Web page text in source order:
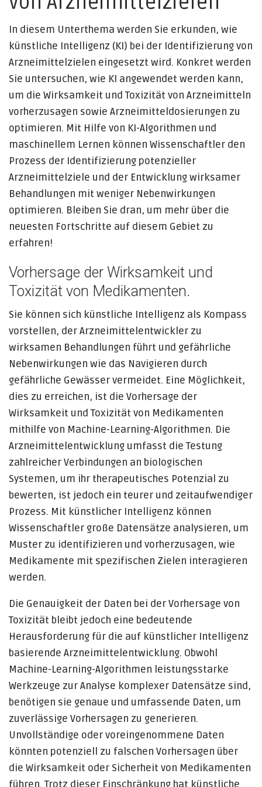
In diesem Unterthema werden Sie erkunden, wie
künstliche Intelligenz (KI) bei der Identifizierung von
Arzneimittelzielen eingesetzt wird. Konkret werden
Sie untersuchen, wie KI angewendet werden kann,
um die Wirksamkeit und Toxizität von Arzneimitteln
vorherzusagen sowie Arzneimitteldosierungen zu
optimieren. Mit Hilfe von KI-Algorithmen und
maschinellem Lernen können Wissenschaftler den
Prozess der Identifizierung potenzieller
Arzneimittelziele und der Entwicklung wirksamer
Behandlungen mit weniger Nebenwirkungen
optimieren. Bleiben Sie dran, um mehr über die
neuesten Fortschritte auf diesem Gebiet zu
erfahren!
Vorhersage der Wirksamkeit und
Toxizität von Medikamenten.
Sie können sich künstliche Intelligenz als Kompass
vorstellen, der Arzneimittelentwickler zu
wirksamen Behandlungen führt und gefährliche
Nebenwirkungen wie das Navigieren durch
gefährliche Gewässer vermeidet. Eine Möglichkeit,
dies zu erreichen, ist die Vorhersage der
Wirksamkeit und Toxizität von Medikamenten
mithilfe von Machine-Learning-Algorithmen. Die
Arzneimittelentwicklung umfasst die Testung
zahlreicher Verbindungen an biologischen
Systemen, um ihr therapeutisches Potenzial zu
bewerten, ist jedoch ein teurer und zeitaufwendiger
Prozess. Mit künstlicher Intelligenz können
Wissenschaftler große Datensätze analysieren, um
Muster zu identifizieren und vorherzusagen, wie
Medikamente mit spezifischen Zielen interagieren
werden.
Die Genauigkeit der Daten bei der Vorhersage von
Toxizität bleibt jedoch eine bedeutende
Herausforderung für die auf künstlicher Intelligenz
basierende Arzneimittelentwicklung. Obwohl
Machine-Learning-Algorithmen leistungsstarke
Werkzeuge zur Analyse komplexer Datensätze sind,
benötigen sie genaue und umfassende Daten, um
zuverlässige Vorhersagen zu generieren.
Unvollständige oder voreingenommene Daten
könnten potenziell zu falschen Vorhersagen über
die Wirksamkeit oder Sicherheit von Medikamenten
führen. Trotz dieser Einschränkung hat künstliche